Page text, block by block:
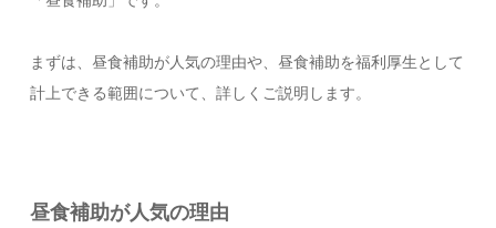
まずは、昼食補助が人気の理由や、昼食補助を福利厚生として
計上できる範囲について、詳しくご説明します。
昼食補助が人気の理由